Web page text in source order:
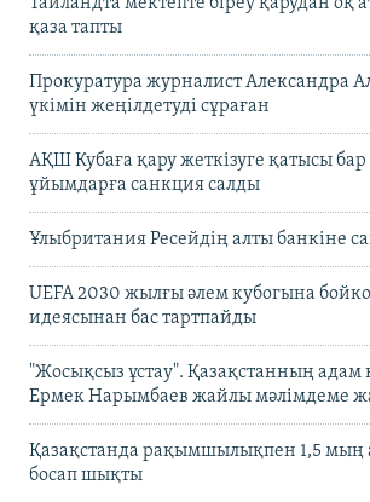
қаза тапты
Прокуратура журналист Александра
үкімін жеңілдетуді сұраған
АҚШ Кубаға қару жеткізуге қатысы
ұйымдарға санкция салды
Ұлыбритания Ресейдің алты банкіне
UEFA 2030 жылғы әлем кубогына
идеясынан бас тартпайды
"Жосықсыз ұстау". Қазақстанның
Ермек Нарымбаев жайлы мәлімдеме
Қазақстанда рақымшылықпен 1,5 мың
босап шықты